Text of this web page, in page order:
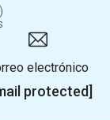
electrónico
protected]